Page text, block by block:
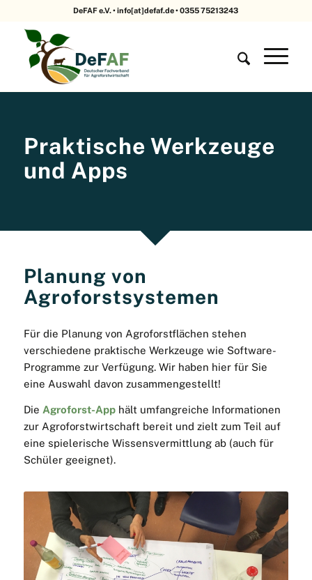
DeFAF e.V. • info[at]defaf.de • 0355 75213243
Praktische Werkzeuge
und Apps
Planung von
Agroforstsystemen
Für die Planung von Agroforstflächen stehen
verschiedene praktische Werkzeuge wie Software-
Programme zur Verfügung. Wir haben hier für Sie
eine Auswahl davon zusammengestellt!
Die Agroforst-Apphält umfangreiche Informationen
zur Agroforstwirtschaft bereit und zielt zum Teil auf
eine spielerische Wissensvermittlung ab (auch für
Schüler geeignet).